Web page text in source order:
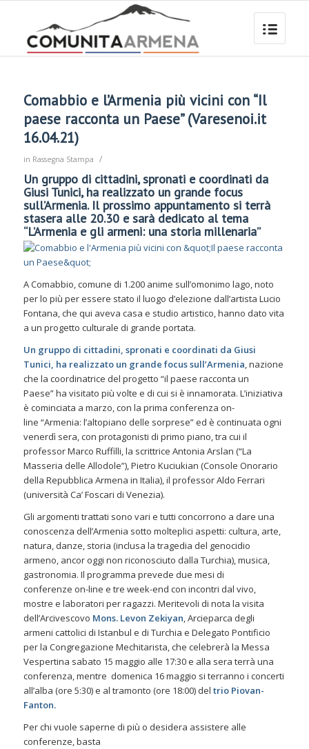
Comabbio e l’Armenia più vicini con “Il
paese racconta un Paese” (Varesenoi.it
16.04.21)
in Rassegna Stampa /
Un gruppo di cittadini, spronati e coordinati da
Giusi Tunici, ha realizzato un grande focus
sull’Armenia. Il prossimo appuntamento si terrà
stasera alle 20.30 e sarà dedicato al tema
“L’Armenia e gli armeni: una storia millenaria”
A Comabbio, comune di 1.200 anime sull’omonimo lago, noto
per lo più per essere stato il luogo d’elezione dall’artista Lucio
Fontana, che qui aveva casa e studio artistico, hanno dato vita
a un progetto culturale di grande portata.
Un gruppo di cittadini, spronati e coordinati da Giusi
Tunici, ha realizzato un grande focussull’Armenia, nazione
che la coordinatrice del progetto “il paese racconta un
Paese”ha visitato più volte e di cui si è innamorata. L’iniziativa
è cominciata a marzo, con la prima conferenza on-
line “Armenia: l’altopiano delle sorprese” ed è continuata ogni
venerdì sera, con protagonisti di primo piano, tra cui il
professor Marco Ruffilli, la scrittrice Antonia Arslan (“La
Masseria delle Allodole”), Pietro Kuciukian (Console Onorario
della Repubblica Armena in Italia), il professor Aldo Ferrari
(università Ca’ Foscari di Venezia).
Gli argomenti trattati sono vari e tutti concorrono a dare una
conoscenza dell’Armenia sotto molteplici aspetti: cultura, arte,
natura, danze, storia (inclusa la tragedia del genocidio
armeno, ancor oggi non riconosciuto dalla Turchia), musica,
gastronomia. Il programma prevede due mesi di
conferenze on-line e tre week-end con incontri dal vivo,
mostre e laboratori per ragazzi. Meritevoli di nota la visita
dell’Arcivescovo Mons. Levon Zekiyan, Arcieparca degli
armeni cattolici di Istanbul e di Turchia e Delegato Pontificio
per la Congregazione Mechitarista, che celebrerà la Messa
Vespertina sabato 15 maggio alle 17:30 e alla sera terrà una
conferenza, mentre domenica 16 maggio si terranno i concerti
all’alba (ore 5:30) e al tramonto (ore 18:00) del trio Piovan-
Fanton.
Per chi vuole saperne di più o desidera assistere alle
conferenze, basta